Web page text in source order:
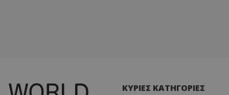
ΚΥΡΙΕΣ ΚΑΤΗΓΟΡΙΕΣ